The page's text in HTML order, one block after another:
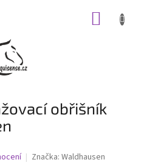
obřišník
Značka: Waldhausen